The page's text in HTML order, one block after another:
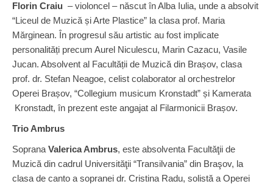
Florin Craiu – violoncel – născut în Alba Iulia, unde a absolvit
“Liceul de Muzică și Arte Plastice” la clasa prof. Maria
Mărginean. În progresul său artistic au fost implicate
personalități precum Aurel Niculescu, Marin Cazacu, Vasile
Jucan. Absolvent al Facultății de Muzică din Brașov, clasa
prof. dr. Stefan Neagoe, celist colaborator al orchestrelor
Operei Brașov, “Collegium musicum Kronstadt” și Kamerata
Kronstadt, în prezent este angajat al Filarmonicii Brașov.
Trio Ambrus
Soprana Valerica Ambrus, este absolventa Facultăţii de
Muzică din cadrul Universităţii “Transilvania” din Braşov, la
clasa de canto a sopranei dr. Cristina Radu, solistă a Operei